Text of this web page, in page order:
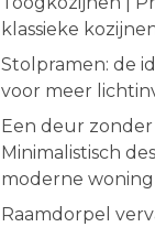
klassieke
Stolpramen: de
voor meer
Een deur zonder
Minimalistisch
moderne woning
Raamdorpel